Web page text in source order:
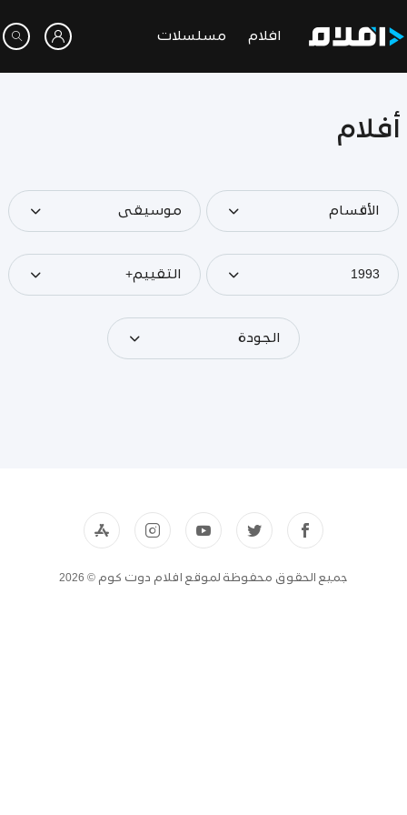
افلام مسلسلات
أفلام
الأقسام موسيقى
1993 التقييم+
الجودة
جميع الحقوق محفوظة لموقع افلام دوت كوم © 2026